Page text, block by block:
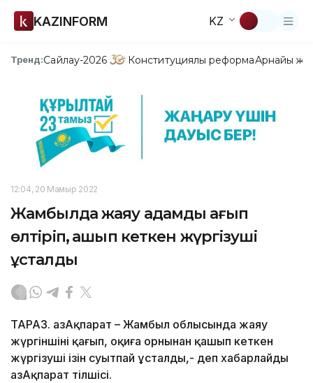
KAZINFORM KZ
Тренд:Сайлау-2026 Конституциялық реформаАрнайы
12:04, 20 Мамыр 2022
Жамбылда жаяу адамды қағып
өлтіріп, қашып кеткен жүргізуші
ұсталды
ТАРАЗ. ҚазАқпарат – Жамбыл облысында жаяу
жүргіншіні қағып, оқиға орнынан қашып кеткен
жүргізуші ізін суытпай ұсталды,- деп хабарлайды
ҚазАқпарат тілшісі.